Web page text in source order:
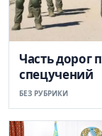
Часть дорог
спецучений
БЕЗ РУБРИКИ